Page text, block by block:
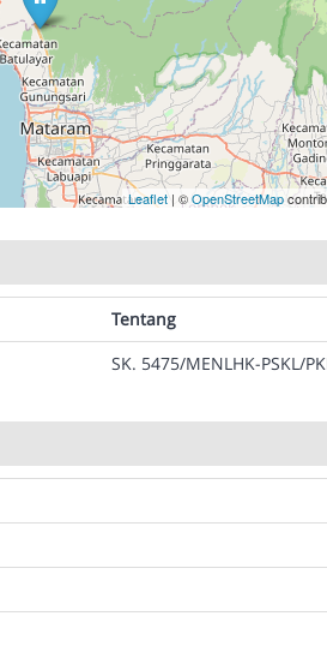
Leaflet | ©OpenStreetMap
Tentang
SK. 5475/MENLHK-PSKL/